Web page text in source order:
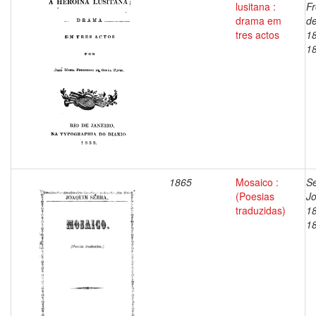
lusitana :
drama em
tres actos
1865
Mosaico :
(Poesias
traduzidas)